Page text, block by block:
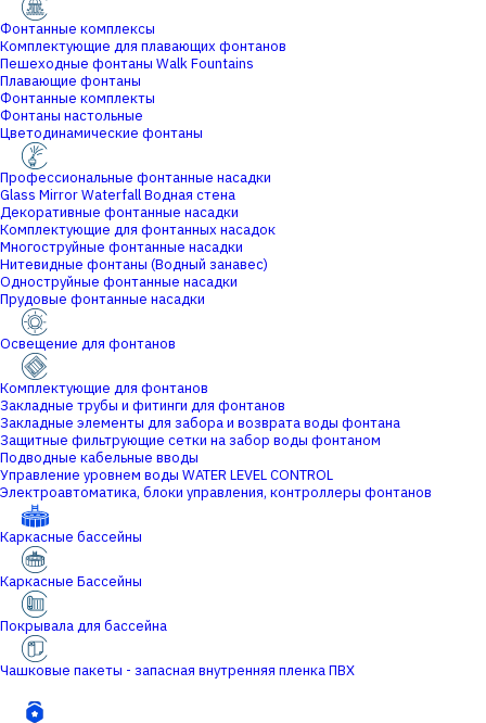
Фонтанные комплексы
Комплектующие для плавающих фонтанов
Пешеходные фонтаны Walk Fountains
Плавающие фонтаны
Фонтанные комплекты
Фонтаны настольные
Цветодинамические фонтаны
Профессиональные фонтанные насадки
Glass Mirror Waterfall Водная стена
Декоративные фонтанные насадки
Комплектующие для фонтанных насадок
Многоструйные фонтанные насадки
Нитевидные фонтаны (Водный занавес)
Одноструйные фонтанные насадки
Прудовые фонтанные насадки
Освещение для фонтанов
Комплектующие для фонтанов
Закладные трубы и фитинги для фонтанов
Закладные элементы для забора и возврата воды фонтана
Защитные фильтрующие сетки на забор воды фонтаном
Подводные кабельные вводы
Управление уровнем воды WATER LEVEL CONTROL
Электроавтоматика, блоки управления, контроллеры фонтанов
Каркасные бассейны
Каркасные Бассейны
Покрывала для бассейна
Чашковые пакеты - запасная внутренняя пленка ПВХ